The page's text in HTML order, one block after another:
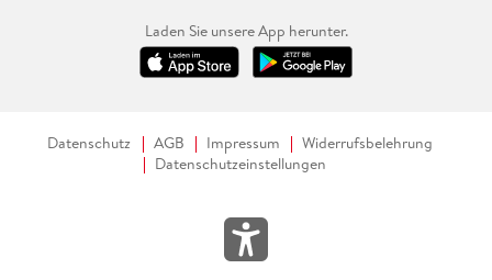
Laden Sie unsere App herunter.
Datenschutz AGB Impressum
Widerrufsbelehrung
Datenschutzeinstellungen